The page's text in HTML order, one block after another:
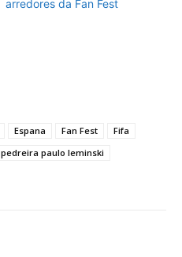
arredores da Fan Fest
Espana Fan Fest
Fifa
pedreira paulo leminski